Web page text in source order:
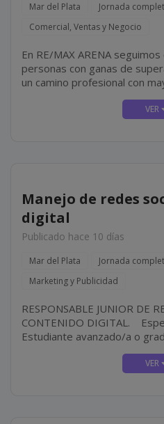
Mar del Plata Jornada
Comercial, Ventas y Negocio
En RE/MAX ARENA seguimos
personas con ganas de
un camino profesional con
Manejo de redes
digital
Publicado hace 10 días
Mar del Plata Jornada
Marketing y Publicidad
RESPONSABLE JUNIOR DE
CONTENIDO DIGITAL. Especificaciones requeridas:
Estudiante avanzado/a o
carreras afines a